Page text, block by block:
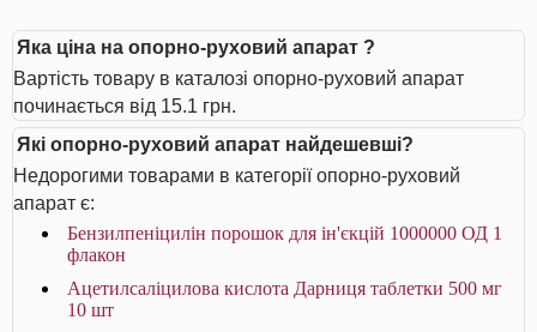
Яка ціна на опорно-руховий апарат ?
Вартість товару в каталозі опорно-руховий апарат
починається від 15.1 грн.
Які опорно-руховий апарат найдешевші?
Недорогими товарами в категорії опорно-руховий
апарат є:
Бензилпеніцилін порошок для ін'єкцій 1000000 ОД 1
флакон
Ацетилсаліцилова кислота Дарниця таблетки 500 мг
10 шт